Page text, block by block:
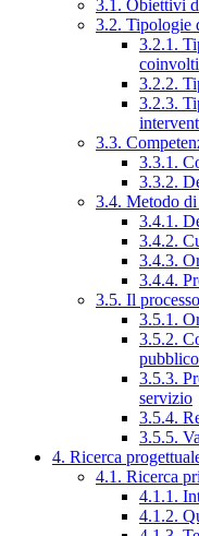
3.1. Obiettivi
3.2. Tipologie
3.2.1.
3.2.2.
3.2.3.
3.3.
3.3.1.
3.3.2.
3.4. Metodo
3.4.1.
3.4.2.
3.4.3.
3.4.4.
3.5. Il
3.5.1.
3.5.2.
pubblico
3.5.3.
servizio
3.5.4.
3.5.5.
4. Ricerca
4.1. Ricerca
4.1.1.
4.1.2.